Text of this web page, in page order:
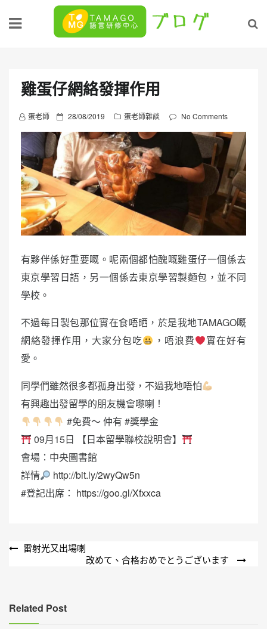
雞蛋仔網絡發揮作用
蛋老師
P
s
t
e
d
o
n
28/08/2019 蛋老師雜談 No Comments
有夥伴係好重要嘅。呢兩個都怕醜嘅雞蛋仔一個係去
東京學習日語，另一個係去東京學習製麵包，並不同
學校。
不過每日製包那位實在食唔晒，於是我地TAMAGO嘅
網絡發揮作用，大家分包吃
，唔浪費
實在好有
愛。
同學們雖然很多都孤身出發，不過我地唔怕
有興趣出發留學的朋友機會嚟喇！
#免費～ 仲有 #獎學金
09月15日 【日本留學聯校說明會】
會場：中央圖書館
詳情
http://bit.ly/2wyQw5n
#登記出席： https://goo.gl/Xfxxca
文
覽
雷射光又出場喇
改めて、合格おめでとうございます
Related Post